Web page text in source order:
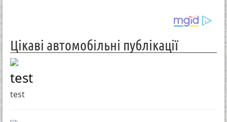
Цікаві автомобільні публікації
test
test